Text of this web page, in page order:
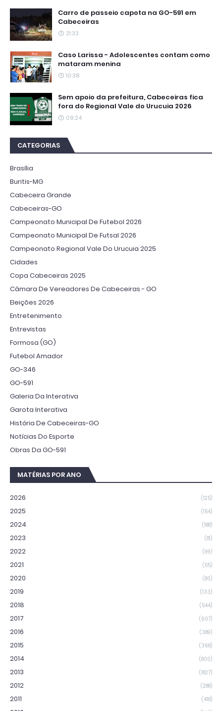
Carro de passeio capota na GO-591 em
Cabeceiras
21:33
Caso Larissa - Adolescentes contam como
mataram menina
10:38
Sem apoio da prefeitura, Cabeceiras fica
fora do Regional Vale do Urucuia 2026
09:24
CATEGORIAS
Brasília
Buritis-MG
Cabeceira Grande
Cabeceiras-GO
Campeonato Municipal De Futebol 2026
Campeonato Municipal De Futsal 2026
Campeonato Regional Vale Do Urucuia 2025
Cidades
Copa Cabeceiras 2025
Câmara De Vereadores De Cabeceiras - GO
Eleições 2026
Entretenimento
Entrevistas
Formosa (GO)
Futebol Amador
GO-346
GO-591
Galeria Da Interativa
Garota Interativa
História De Cabeceiras-GO
Notícias Do Esporte
Obras Da GO-591
MATÉRIAS POR ANO
2026 (125)
2025 (154)
2024 (188)
2023 (81)
2022 (99)
2021 (55)
2020 (80)
2019 (133)
2018 (544)
2017 (607)
2016 (389)
2015 (368)
2014 (800)
2013 (1827)
2012 (288)
2011 (418)